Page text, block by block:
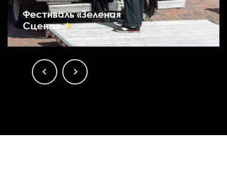
Фестиваль «Зеленая
Сцена»